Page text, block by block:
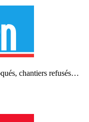
chantiers refusés…